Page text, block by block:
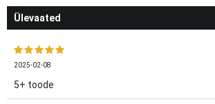
Ülevaated
2025-02-08
5+ toode